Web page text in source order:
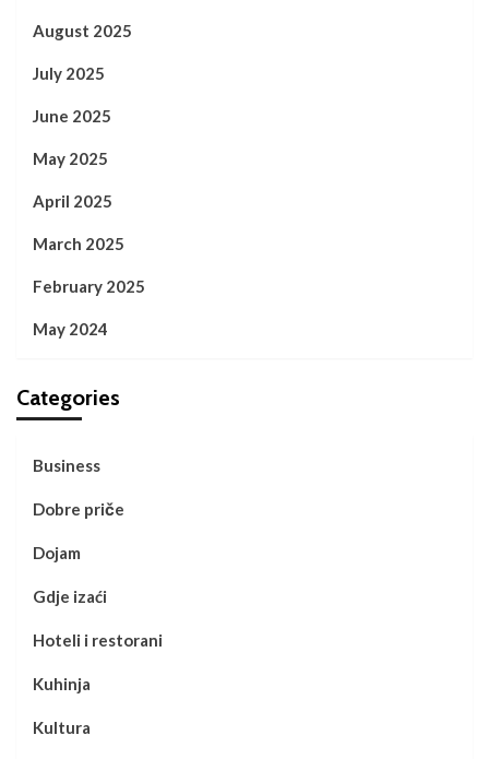
August 2025
July 2025
June 2025
May 2025
April 2025
March 2025
February 2025
May 2024
Categories
Business
Dobre priče
Dojam
Gdje izaći
Hoteli i restorani
Kuhinja
Kultura